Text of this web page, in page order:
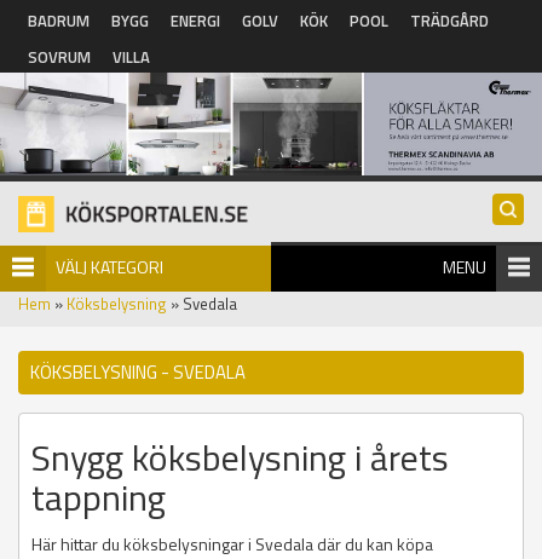
Hoppa till huvudinnehåll
BADRUM BYGG ENERGI GOLV KÖK POOL
TRÄDGÅRD
SOVRUM
VILLA
VÄLJ KATEGORI MENU
Hem » Köksbelysning » Svedala
KÖKSBELYSNING - SVEDALA
Snygg köksbelysning i årets
tappning
Här hittar du köksbelysningar i Svedala där du kan köpa